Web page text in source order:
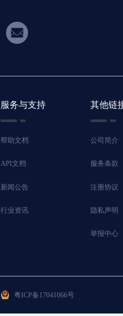
服务与支持
帮助文档
API文档
新闻公告
行业资讯
其他链
公司简介
服务条款
注册协议
隐私声明
举报中心
粤ICP备17041066号